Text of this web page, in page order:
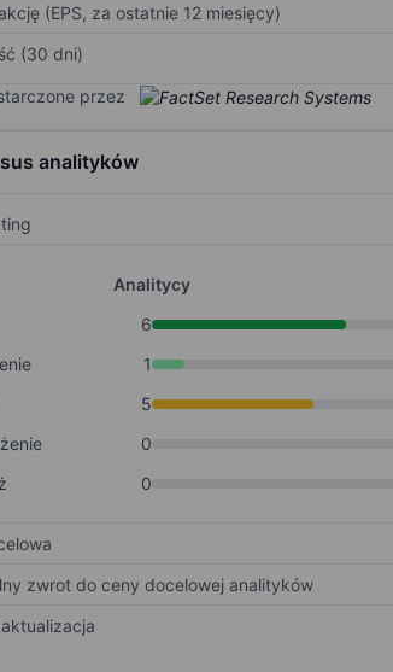
(EPS, za ostatnie 12 miesięcy)
(30 dni)
przez
analityków
Analitycy
6
1
5
0
0
zwrot do ceny docelowej analityków